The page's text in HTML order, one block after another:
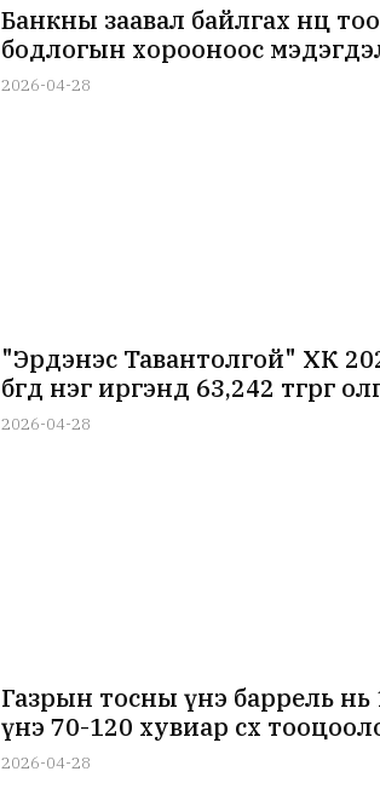
Банкны заавал байлгах нөөц
бодлогын хорооноос
2026-04-28
"Эрдэнэс Тавантолгой" ХК
бөгөөд нэг иргэнд 63,242 төгрөг
2026-04-28
Газрын тосны үнэ баррель
үнэ 70-120 хувиар өсөх
2026-04-28